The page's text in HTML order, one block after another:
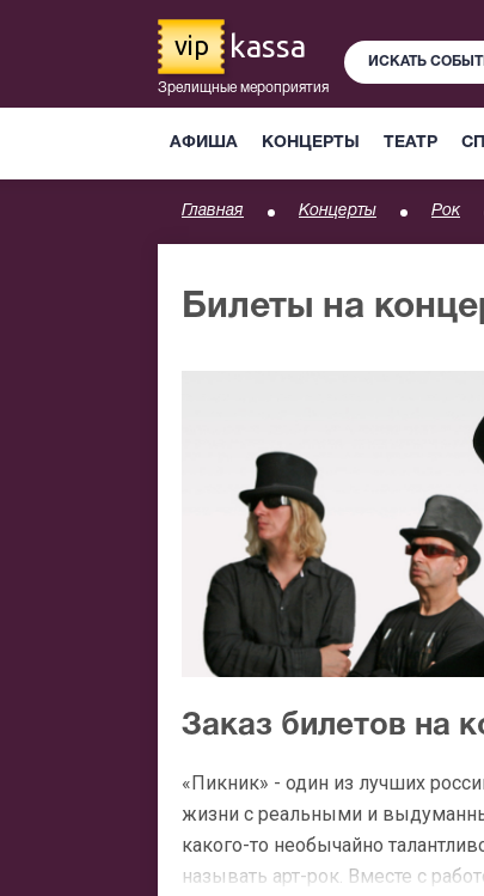
vip kassa
Зрелищные мероприятия
АФИША КОНЦЕРТЫ ТЕАТР
Главная Концерты Рок
Билеты на
Заказ билетов на
«Пикник» - один из лучших
жизни с реальными и
какого-то необычайно
называть арт-рок. Вместе с